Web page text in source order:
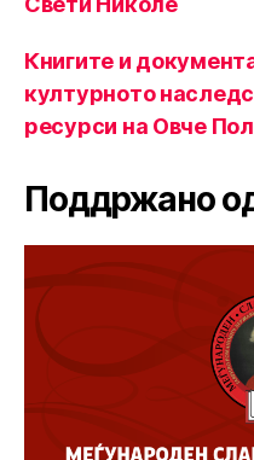
Книгите и
културното
ресурси на Овче
Поддржано